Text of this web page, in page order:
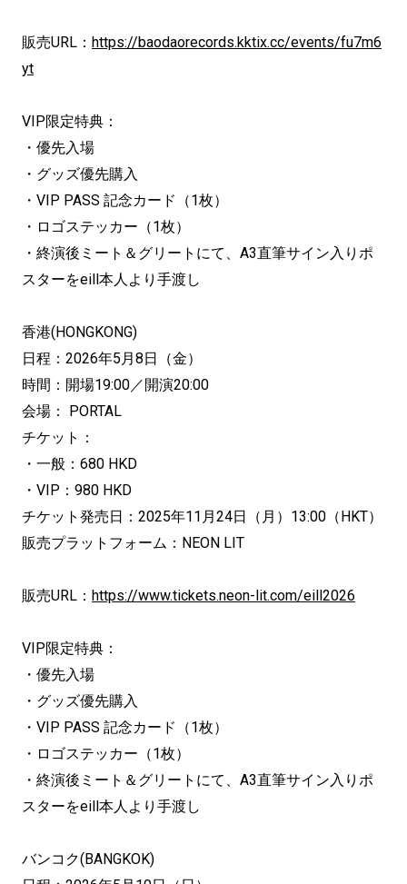
販売URL： https://baodaorecords.kktix.cc/events/fu7m6
yt
VIP限定特典：
・優先入場
・グッズ優先購入
・VIP PASS 記念カード（1枚）
・ロゴステッカー（1枚）
・終演後ミート＆グリートにて、A3直筆サイン入りポ
スターをeill本人より手渡し
香港(HONGKONG)
日程：2026年5月8日（金）
時間：開場19:00／開演20:00
会場： PORTAL
チケット：
・一般：680 HKD
・VIP：980 HKD
チケット発売日：2025年11月24日（月）13:00（HKT）
販売プラットフォーム：NEON LIT
販売URL： https://www.tickets.neon-lit.com/eill2026
VIP限定特典：
・優先入場
・グッズ優先購入
・VIP PASS 記念カード（1枚）
・ロゴステッカー（1枚）
・終演後ミート＆グリートにて、A3直筆サイン入りポ
スターをeill本人より手渡し
バンコク(BANGKOK)